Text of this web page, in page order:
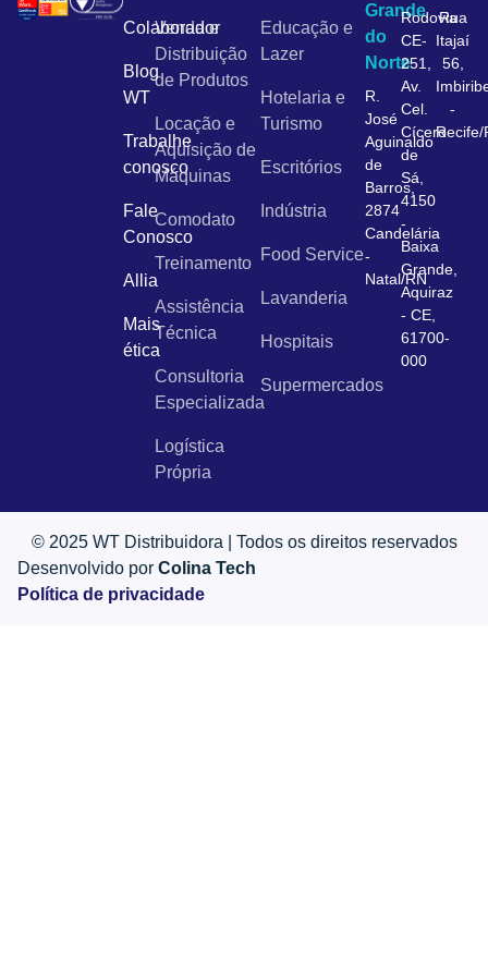
Colaborador
Blog
WT
Trabalhe
conosco
Fale
Conosco
Allia
Mais
ética
Venda e
Distribuição
de Produtos
Locação e
Aquisição de
Máquinas
Comodato
Treinamento
Assistência
Técnica
Consultoria
Especializada
Logística
Própria
Educação e
Lazer
Hotelaria e
Turismo
Escritórios
Indústria
Food Service
Lavanderia
Hospitais
Supermercados
Grande
do
Norte
R.
José
Aguinaldo
de
Barros,
2874
Candelária
-
Natal/RN
Rodovia
CE-
251,
Av.
Cel.
Cícero
de
Sá,
4150
-
Baixa
Grande,
Aquiraz
- CE,
61700-
000
Rua
Itajaí
56,
-
Recife/
© 2025 WT Distribuidora | Todos os direitos reservados
Desenvolvido por Colina Tech
Política de privacidade